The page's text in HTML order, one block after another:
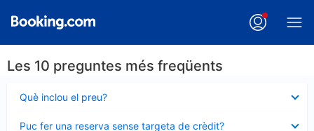
Les 10 preguntes més freqüents
Què inclou el preu?
tancat
Puc fer una reserva sense targeta de crèdit?